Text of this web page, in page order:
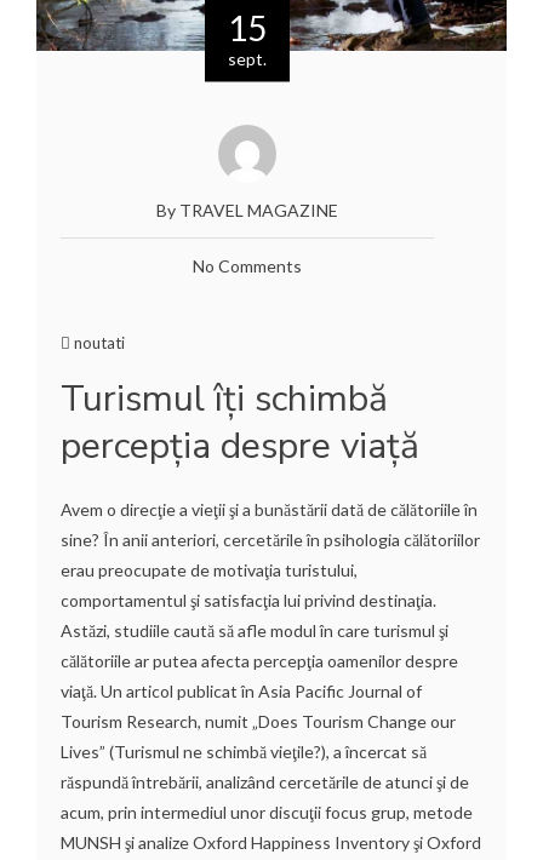
15
sept.
By TRAVEL MAGAZINE
No Comments
noutati
Turismul îţi schimbă
percepţia despre viaţă
Avem o direcţie a vieţii şi a bunăstării dată de călătoriile în
sine? În anii anteriori, cercetările în psihologia călătoriilor
erau preocupate de motivaţia turistului,
comportamentul şi satisfacţia lui privind destinaţia.
Astăzi, studiile caută să afle modul în care turismul şi
călătoriile ar putea afecta percepţia oamenilor despre
viaţă. Un articol publicat în Asia Pacific Journal of
Tourism Research, numit „Does Tourism Change our
Lives” (Turismul ne schimbă vieţile?), a încercat să
răspundă întrebării, analizând cercetările de atunci şi de
acum, prin intermediul unor discuţii focus grup, metode
MUNSH şi analize Oxford Happiness Inventory şi Oxford